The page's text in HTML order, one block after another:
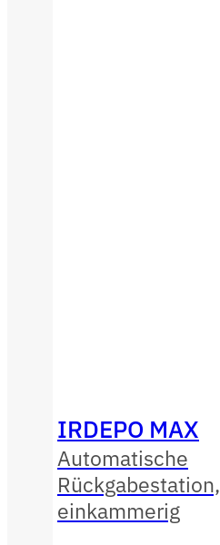
IRDEPO MAX
Automatische
Rückgabestation,
einkammerig